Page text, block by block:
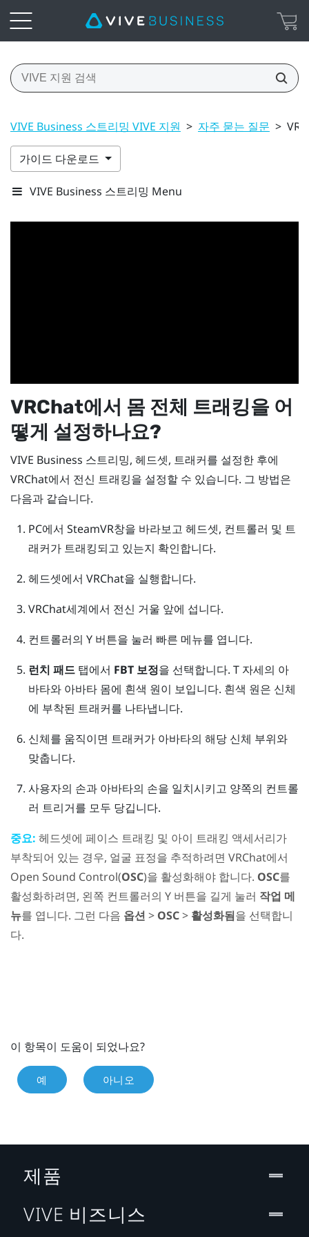
VIVE Business 스트리밍 VIVE 지원 > 자주 묻는 질문 >
가이드 다운로드
VIVE Business 스트리밍 Menu
VRChat에서 몸 전체 트래킹을 어
떻게 설정하나요?
VIVE Business 스트리밍, 헤드셋, 트래커를 설정한 후에
VRChat에서 전신 트래킹을 설정할 수 있습니다. 그 방법은
다음과 같습니다.
PC에서 SteamVR창을 바라보고 헤드셋, 컨트롤러 및 트
래커가 트래킹되고 있는지 확인합니다.
헤드셋에서 VRChat을 실행합니다.
VRChat세계에서 전신 거울 앞에 섭니다.
컨트롤러의 Y 버튼을 눌러 빠른 메뉴를 엽니다.
런치 패드탭에서 FBT 보정을 선택합니다. T 자세의 아
바타와 아바타 몸에 흰색 원이 보입니다. 흰색 원은 신체
에 부착된 트래커를 나타냅니다.
신체를 움직이면 트래커가 아바타의 해당 신체 부위와
맞춥니다.
사용자의 손과 아바타의 손을 일치시키고 양쪽의 컨트롤
러 트리거를 모두 당깁니다.
중요: 헤드셋에 페이스 트래킹 및 아이 트래킹 액세서리가
부착되어 있는 경우, 얼굴 표정을 추적하려면 VRChat에서
Open Sound Control(OSC)을 활성화해야 합니다. OSC를
활성화하려면, 왼쪽 컨트롤러의 Y 버튼을 길게 눌러 작업 메
뉴를 엽니다. 그런 다음 옵션 > OSC> 활성화됨을 선택합니
다.
이 항목이 도움이 되었나요?
예 아니오
제품
VIVE 비즈니스